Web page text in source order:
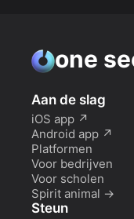
one
Aan de slag
iOS app ↗
Android app ↗
Platformen
Voor bedrijven
Voor scholen
Spirit animal →
Steun